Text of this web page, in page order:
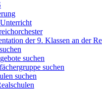
der 9. Klassen an der
suchen
suchen
suchen